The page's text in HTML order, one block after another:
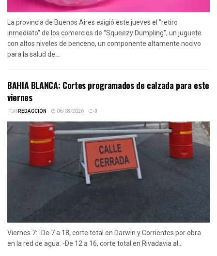
La provincia de Buenos Aires exigió este jueves el "retiro
inmediato" de los comercios de “Squeezy Dumpling”, un juguete
con altos niveles de benceno, un componente altamente nocivo
para la salud de...
BAHIA BLANCA: Cortes programados de calzada para este
viernes
PORREDACCIÓN 06/08/2026 0
Viernes 7: -De 7 a 18, corte total en Darwin y Corrientes por obra
en la red de agua. -De 12 a 16, corte total en Rivadavia al...